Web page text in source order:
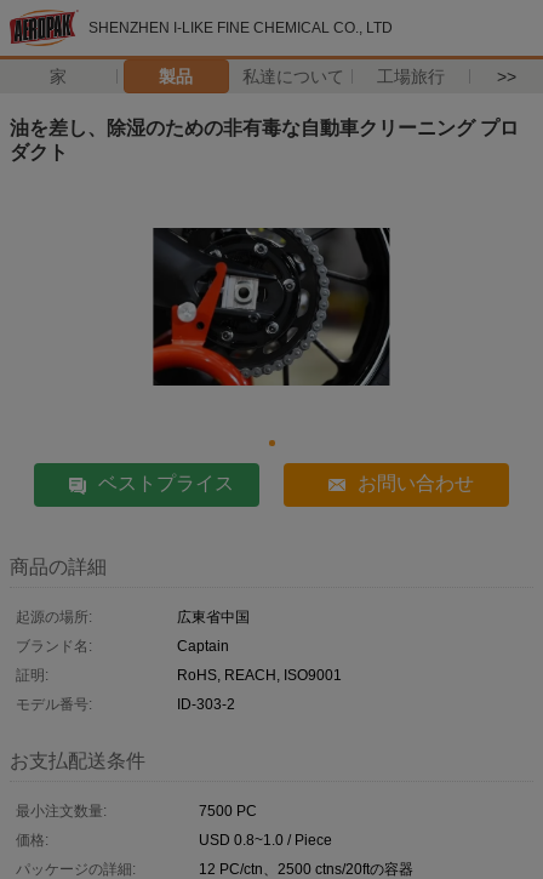
SHENZHEN I-LIKE FINE CHEMICAL CO., LTD
家 製品 私達について 工場旅行 >>
油を差し、除湿のための非有毒な自動車クリーニング プロ
ダクト
ベストプライス お問い合わせ
商品の詳細
起源の場所:
広東省中国
ブランド名:
Captain
証明:
RoHS, REACH, ISO9001
モデル番号:
ID-303-2
お支払配送条件
最小注文数量:
7500 PC
価格:
USD 0.8~1.0 / Piece
パッケージの詳細:
12 PC/ctn、2500 ctns/20ftの容器